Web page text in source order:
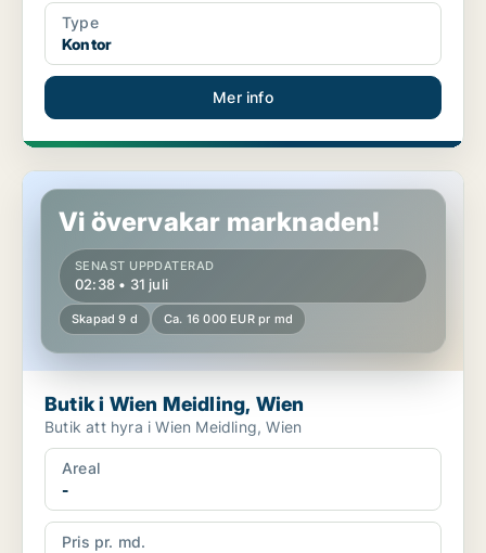
Type
Kontor
Mer info
Butik i Wien Meidling, Wien
Vi övervakar marknaden!
SENAST UPPDATERAD
02:38 • 31 juli
Skapad 9 d Ca. 16 000 EUR pr md
Butik i Wien Meidling, Wien
Butik att hyra i Wien Meidling, Wien
Areal
-
Pris pr. md.